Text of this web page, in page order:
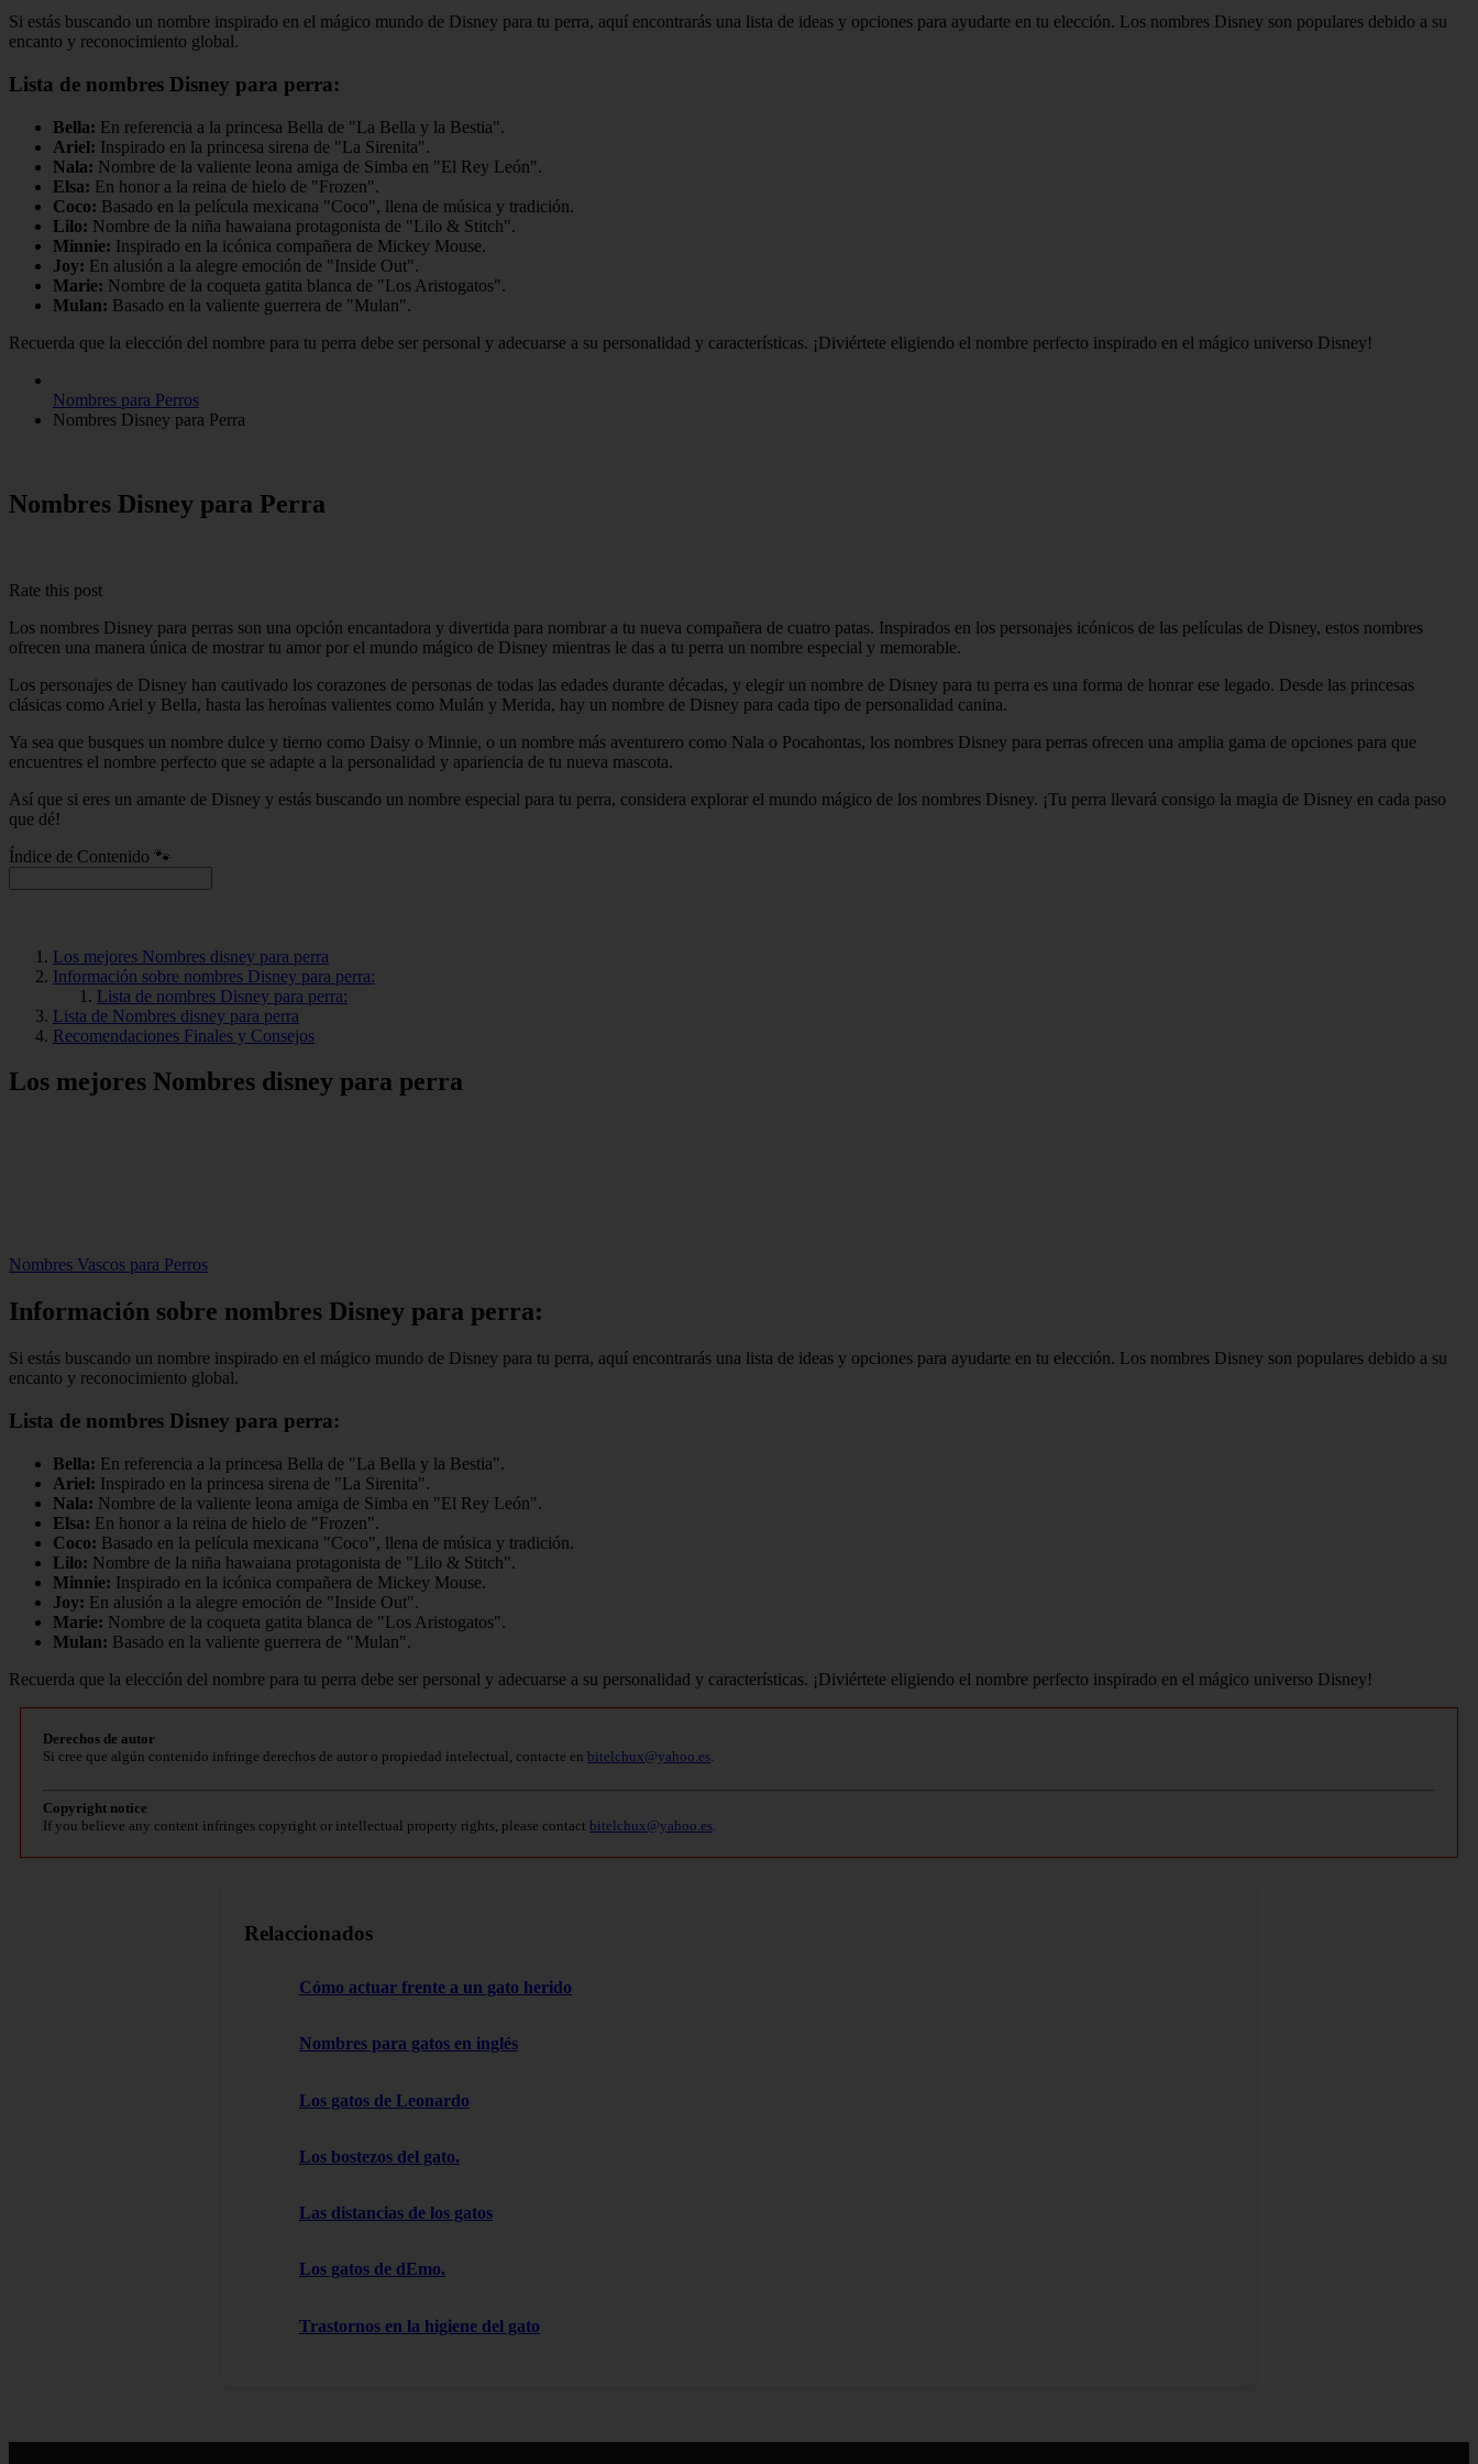
Si estás buscando un nombre inspirado en el mágico mundo de Disney para tu perra, aquí encontrarás una lista de ideas y opciones para ayudarte en tu elección. Los nombres Disney son populares debido a su
encanto y reconocimiento global.
Lista de nombres Disney para perra:
Bella: En referencia a la princesa Bella de "La Bella y la Bestia".
Ariel: Inspirado en la princesa sirena de "La Sirenita".
Nala: Nombre de la valiente leona amiga de Simba en "El Rey León".
Elsa: En honor a la reina de hielo de "Frozen".
Coco: Basado en la película mexicana "Coco", llena de música y tradición.
Lilo: Nombre de la niña hawaiana protagonista de "Lilo & Stitch".
Minnie: Inspirado en la icónica compañera de Mickey Mouse.
Joy: En alusión a la alegre emoción de "Inside Out".
Marie: Nombre de la coqueta gatita blanca de "Los Aristogatos".
Mulan: Basado en la valiente guerrera de "Mulan".
Recuerda que la elección del nombre para tu perra debe ser personal y adecuarse a su personalidad y características. ¡Diviértete eligiendo el nombre perfecto inspirado en el mágico universo Disney!
Nombres para Perros
Nombres Disney para Perra
Nombres Disney para Perra
Rate this post
Los nombres Disney para perras son una opción encantadora y divertida para nombrar a tu nueva compañera de cuatro patas. Inspirados en los personajes icónicos de las películas de Disney, estos nombres
ofrecen una manera única de mostrar tu amor por el mundo mágico de Disney mientras le das a tu perra un nombre especial y memorable.
Los personajes de Disney han cautivado los corazones de personas de todas las edades durante décadas, y elegir un nombre de Disney para tu perra es una forma de honrar ese legado. Desde las princesas
clásicas como Ariel y Bella, hasta las heroínas valientes como Mulán y Merida, hay un nombre de Disney para cada tipo de personalidad canina.
Ya sea que busques un nombre dulce y tierno como Daisy o Minnie, o un nombre más aventurero como Nala o Pocahontas, los nombres Disney para perras ofrecen una amplia gama de opciones para que
encuentres el nombre perfecto que se adapte a la personalidad y apariencia de tu nueva mascota.
Así que si eres un amante de Disney y estás buscando un nombre especial para tu perra, considera explorar el mundo mágico de los nombres Disney. ¡Tu perra llevará consigo la magia de Disney en cada paso
que dé!
Índice de Contenido 🐾
Los mejores Nombres disney para perra
Información sobre nombres Disney para perra:
Lista de nombres Disney para perra:
Lista de Nombres disney para perra
Recomendaciones Finales y Consejos
Los mejores Nombres disney para perra
Nombres Vascos para Perros
Información sobre nombres Disney para perra:
Si estás buscando un nombre inspirado en el mágico mundo de Disney para tu perra, aquí encontrarás una lista de ideas y opciones para ayudarte en tu elección. Los nombres Disney son populares debido a su
encanto y reconocimiento global.
Lista de nombres Disney para perra:
Bella: En referencia a la princesa Bella de "La Bella y la Bestia".
Ariel: Inspirado en la princesa sirena de "La Sirenita".
Nala: Nombre de la valiente leona amiga de Simba en "El Rey León".
Elsa: En honor a la reina de hielo de "Frozen".
Coco: Basado en la película mexicana "Coco", llena de música y tradición.
Lilo: Nombre de la niña hawaiana protagonista de "Lilo & Stitch".
Minnie: Inspirado en la icónica compañera de Mickey Mouse.
Joy: En alusión a la alegre emoción de "Inside Out".
Marie: Nombre de la coqueta gatita blanca de "Los Aristogatos".
Mulan: Basado en la valiente guerrera de "Mulan".
Recuerda que la elección del nombre para tu perra debe ser personal y adecuarse a su personalidad y características. ¡Diviértete eligiendo el nombre perfecto inspirado en el mágico universo Disney!
Derechos de autor
Si cree que algún contenido infringe derechos de autor o propiedad intelectual, contacte en bitelchux@yahoo.es
Copyright notice
If you believe any content infringes copyright or intellectual property rights, please contact bitelchux@yahoo.es
Relaccionados
Cómo actuar frente a un gato herido
Nombres para gatos en inglés
Los gatos de Leonardo
Los bostezos del gato.
Las distancias de los gatos
Los gatos de dEmo.
Trastornos en la higiene del gato